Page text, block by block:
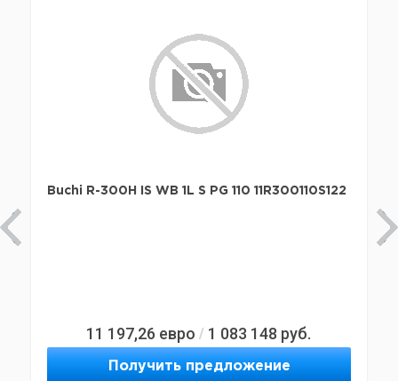
Buchi R-300H IS WB 1L S PG 110 11R300110S122
11 197,26 евро / 1 083 148 руб.
Получить предложение